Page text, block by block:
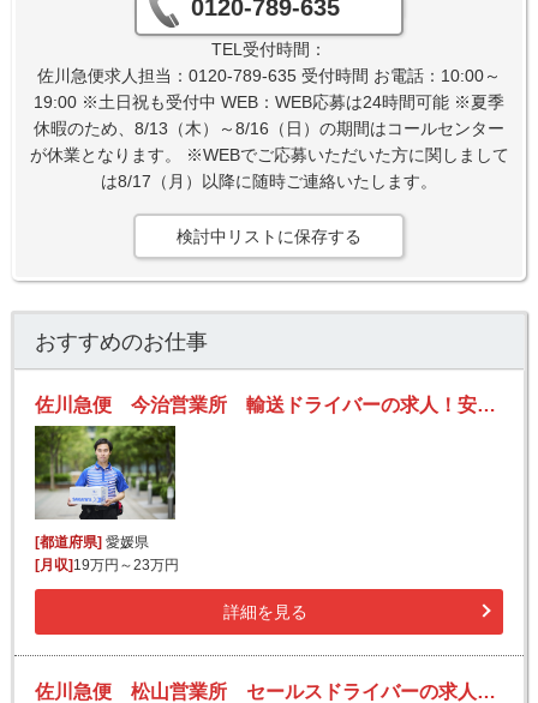
0120-789-635
TEL受付時間：
佐川急便求人担当：0120-789-635 受付時間 お電話：10:00～
19:00 ※土日祝も受付中 WEB：WEB応募は24時間可能 ※夏季
休暇のため、8/13（木）～8/16（日）の期間はコールセンター
が休業となります。 ※WEBでご応募いただいた方に関しまして
は8/17（月）以降に随時ご連絡いたします。
検討中リストに保存する
おすすめのお仕事
佐川急便 今治営業所 輸送ドライバーの求人！安定収入と働きがい！大手の佐川急便で長期的に活躍できるチャンス♪
[都道府県] 愛媛県
[月収] 19万円～23万円
詳細を見る
佐川急便 松山営業所 セールスドライバーの求人！安定収入と働きがい！大手の佐川急便で長期的に活躍できるチャンス♪